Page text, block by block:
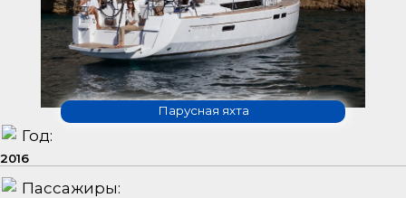
Парусная яхта
Год:
2016
Пассажиры: